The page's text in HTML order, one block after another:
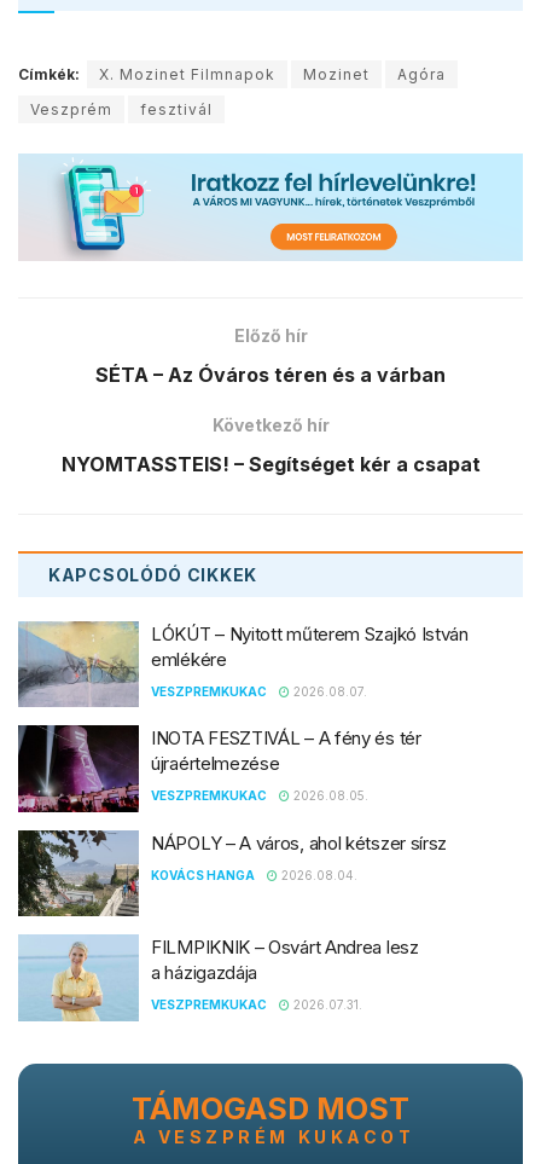
Címkék: X. Mozinet Filmnapok Mozinet
Agóra
Veszprém
fesztivál
Előző hír
SÉTA – Az Óváros téren és a várban
Következő hír
NYOMTASSTEIS! – Segítséget kér a csapat
KAPCSOLÓDÓ CIKKEK
LÓKÚT – Nyitott műterem Szajkó István
emlékére
VESZPREMKUKAC 2026.08.07.
INOTA FESZTIVÁL – A fény és tér
újraértelmezése
VESZPREMKUKAC 2026.08.05.
NÁPOLY – A város, ahol kétszer sírsz
KOVÁCS HANGA 2026.08.04.
FILMPIKNIK – Osvárt Andrea lesz
a házigazdája
VESZPREMKUKAC 2026.07.31.
TÁMOGASD MOST
A VESZPRÉM KUKACOT